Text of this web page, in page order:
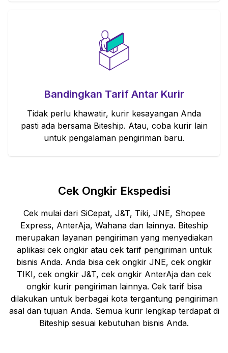
Bandingkan Tarif Antar Kurir
Tidak perlu khawatir, kurir kesayangan Anda
pasti ada bersama Biteship. Atau, coba kurir lain
untuk pengalaman pengiriman baru.
Cek Ongkir Ekspedisi
Cek mulai dari SiCepat, J&T, Tiki, JNE, Shopee
Express, AnterAja, Wahana dan lainnya. Biteship
merupakan layanan pengiriman yang menyediakan
aplikasi cek ongkir atau cek tarif pengiriman untuk
bisnis Anda. Anda bisa cek ongkir JNE, cek ongkir
TIKI, cek ongkir J&T, cek ongkir AnterAja dan cek
ongkir kurir pengiriman lainnya. Cek tarif bisa
dilakukan untuk berbagai kota tergantung pengiriman
asal dan tujuan Anda. Semua kurir lengkap terdapat di
Biteship sesuai kebutuhan bisnis Anda.